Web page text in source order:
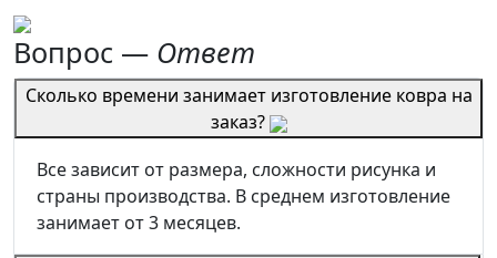
Вопрос — Ответ
Сколько времени занимает изготовление ковра на
заказ?
Все зависит от размера, сложности рисунка и
страны производства. В среднем изготовление
занимает от 3 месяцев.